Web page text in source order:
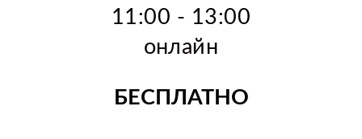
11:00 - 13:00
онлайн
БЕСПЛАТНО